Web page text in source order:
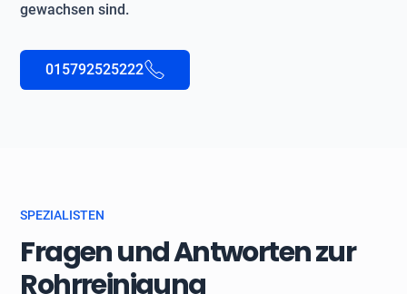
gewachsen sind.
015792525222
SPEZIALISTEN
Fragen und Antworten zur
Rohrreinigung